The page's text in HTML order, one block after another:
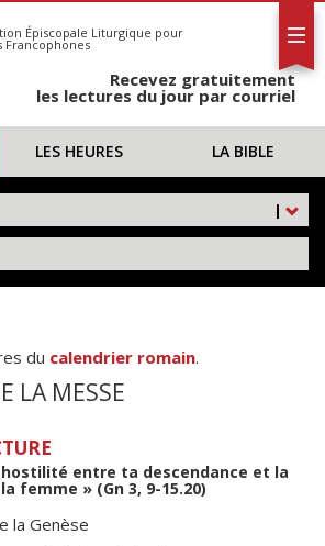
Épiscopale Liturgique pour
Francophones
Recevez gratuitement
les lectures du jour par courriel
LES HEURES LA BIBLE
|
du calendrier romain.
LA MESSE
entre ta descendance et la
femme » (Gn 3, 9-15.20)
la Genèse